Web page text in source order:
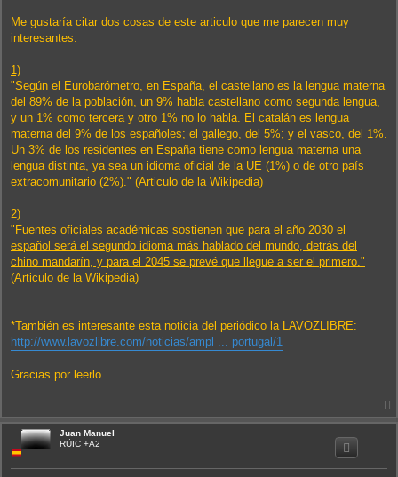
Me gustaría citar dos cosas de este articulo que me parecen muy
interesantes:
1)
"Según el Eurobarómetro, en España, el castellano es la lengua materna
del 89% de la población, un 9% habla castellano como segunda lengua,
y un 1% como tercera y otro 1% no lo habla. El catalán es lengua
materna del 9% de los españoles; el gallego, del 5%; y el vasco, del 1%.
Un 3% de los residentes en España tiene como lengua materna una
lengua distinta, ya sea un idioma oficial de la UE (1%) o de otro país
extracomunitario (2%)." (Articulo de la Wikipedia)
2)
"Fuentes oficiales académicas sostienen que para el año 2030 el
español será el segundo idioma más hablado del mundo, detrás del
chino mandarín, y para el 2045 se prevé que llegue a ser el primero."
(Articulo de la Wikipedia)
*También es interesante esta noticia del periódico la LAVOZLIBRE:
http://www.lavozlibre.com/noticias/ampl ... portugal/1
Gracias por leerlo.
r
Juan Manuel
RÜIC +A2